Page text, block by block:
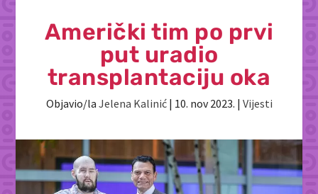
Američki tim po prvi
put uradio
transplantaciju oka
Objavio/la Jelena Kalinić| 10. nov 2023. | Vijesti